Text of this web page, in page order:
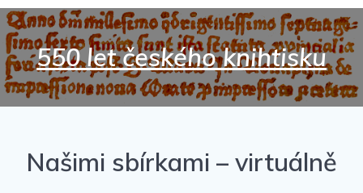
550 let českého knihtisku
Našimi sbírkami – virtuálně